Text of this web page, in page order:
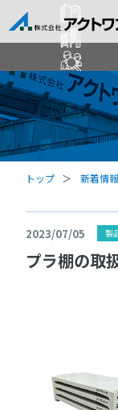
トップ 新着情報
2023/07/05 製
プラ棚の取